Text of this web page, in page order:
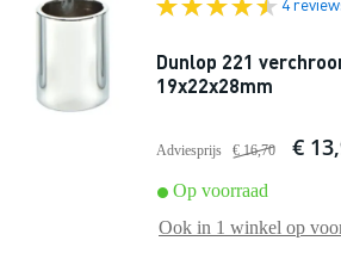
Dunlop 221
19x22x28mm
Adviesprijs € 16,70 €
Op voorraad
Ook in 1 winkel op